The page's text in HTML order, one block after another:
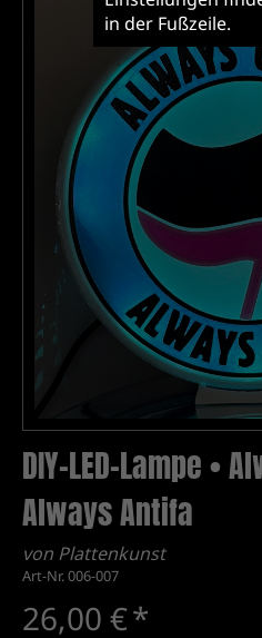
DIY-LED-Lampe •
Always Antifa
von Plattenkunst
Art-Nr. 006-007
26,00 €*
in der Fußzeile.